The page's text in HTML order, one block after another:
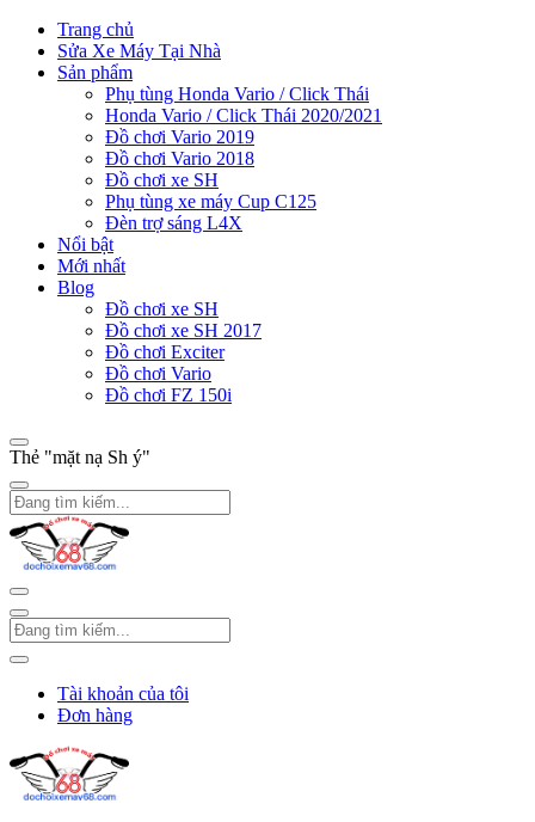
Trang chủ
Sửa Xe Máy Tại Nhà
Sản phẩm
Phụ tùng Honda Vario / Click Thái
Honda Vario / Click Thái 2020/2021
Đồ chơi Vario 2019
Đồ chơi Vario 2018
Đồ chơi xe SH
Phụ tùng xe máy Cup C125
Đèn trợ sáng L4X
Nổi bật
Mới nhất
Blog
Đồ chơi xe SH
Đồ chơi xe SH 2017
Đồ chơi Exciter
Đồ chơi Vario
Đồ chơi FZ 150i
Thẻ "mặt nạ Sh ý"
Tài khoản của tôi
Đơn hàng